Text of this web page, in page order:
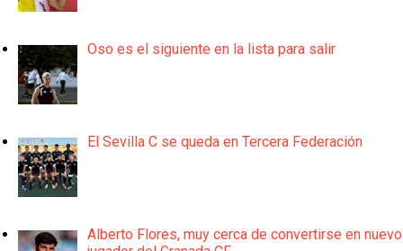
Oso es el siguiente en la lista para salir
El Sevilla C se queda en Tercera Federación
Alberto Flores, muy cerca de convertirse en nuevo